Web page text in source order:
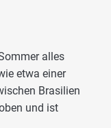
alles
etwa einer
Brasilien
und ist